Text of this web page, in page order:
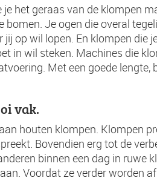
het geraas van de klompen
bomen. Je ogen die overal
op wil lopen. En klompen die
in wil steken. Machines die
Met een goede lengte,
vak.
houten klompen. Klompen
Bovendien erg tot de
binnen een dag in ruwe
Voordat ze verder worden